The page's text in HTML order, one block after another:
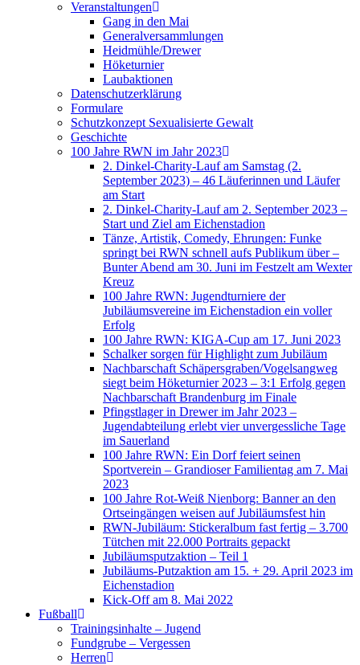
Veranstaltungen
Gang in den Mai
Generalversammlungen
Heidmühle/Drewer
Höketurnier
Laubaktionen
Datenschutzerklärung
Formulare
Schutzkonzept Sexualisierte Gewalt
Geschichte
100 Jahre RWN im Jahr 2023
2. Dinkel-Charity-Lauf am Samstag (2.
September 2023) – 46 Läuferinnen und Läufer
am Start
2. Dinkel-Charity-Lauf am 2. September 2023 –
Start und Ziel am Eichenstadion
Tänze, Artistik, Comedy, Ehrungen: Funke
springt bei RWN schnell aufs Publikum über –
Bunter Abend am 30. Juni im Festzelt am Wexter
Kreuz
100 Jahre RWN: Jugendturniere der
Jubiläumsvereine im Eichenstadion ein voller
Erfolg
100 Jahre RWN: KIGA-Cup am 17. Juni 2023
Schalker sorgen für Highlight zum Jubiläum
Nachbarschaft Schäpersgraben/Vogelsangweg
siegt beim Höketurnier 2023 – 3:1 Erfolg gegen
Nachbarschaft Brandenburg im Finale
Pfingstlager in Drewer im Jahr 2023 –
Jugendabteilung erlebt vier unvergessliche Tage
im Sauerland
100 Jahre RWN: Ein Dorf feiert seinen
Sportverein – Grandioser Familientag am 7. Mai
2023
100 Jahre Rot-Weiß Nienborg: Banner an den
Ortseingängen weisen auf Jubiläumsfest hin
RWN-Jubiläum: Stickeralbum fast fertig – 3.700
Tütchen mit 22.000 Portraits gepackt
Jubiläumsputzaktion – Teil 1
Jubiläums-Putzaktion am 15. + 29. April 2023 im
Eichenstadion
Kick-Off am 8. Mai 2022
Fußball
Trainingsinhalte – Jugend
Fundgrube – Vergessen
Herren